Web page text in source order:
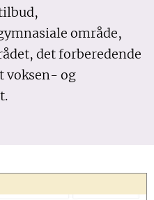
område,
det forberedende
voksen- og